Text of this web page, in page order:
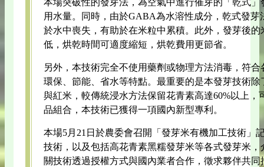
本場突破性的發芽法，為空氣中進行催芽的「乾式
用水量。同時，由於GABA為水溶性成分，乾式發
於水中喪失，有助於在米粒中累積。此外，發芽後
低，烘乾時間可適度縮短，烘乾費用更節省。
另外，本技術完全不使用藥劑或物理方法消毒，符
環保、節能、省水等特點。最重要的是本發芽技術
與紅米，較傳統浸水方法保留花青素高達60%以上，
品組合，本技術已獲得一項國內新型專利。
本場5月21日於農委會召開「發芽米有機加工技術」
技術，以及包括高花青素黑糯發芽米等各式發芽米
關技術透過授權方式與國內業者合作，徵求夥伴共